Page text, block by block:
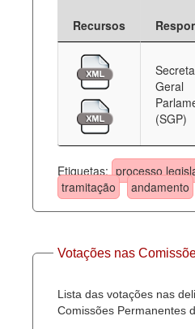
Recursos
Geral
(SGP)
Etiquetas: processo
tramitação
andamento
Votações nas
Lista das votações nas
Comissões Permanentes